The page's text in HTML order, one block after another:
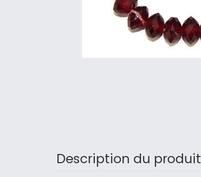
Description du produit